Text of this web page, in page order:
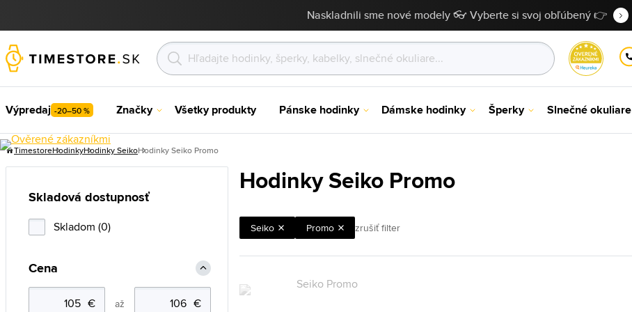
Naskladnili sme nové modely 👓 Vyberte si svoj obľúbený 👉
Výpredaj -20–50 % Značky Všetky produkty Pánske hodinky Dámske hodinky Šperky Slnečné okuliare
TimestoreHodinkyHodinky SeikoHodinky Seiko Promo
Hodinky Seiko Promo
Seiko Promo zrušiť filter
Skladová dostupnosť
Skladom (0)
Cena
až